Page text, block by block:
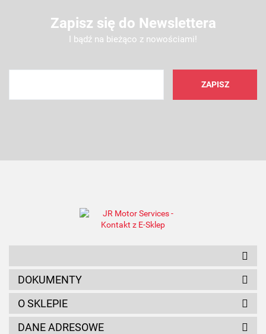
Zapisz się do Newslettera
I bądź na bieżąco z nowościami!
DOKUMENTY
O SKLEPIE
DANE ADRESOWE